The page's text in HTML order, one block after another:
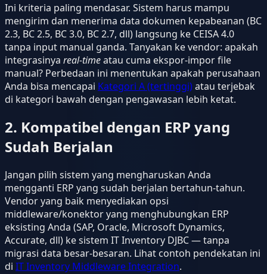
Ini kriteria paling mendasar. Sistem harus mampu
mengirim dan menerima data dokumen kepabeanan (BC
2.3, BC 2.5, BC 3.0, BC 2.7, dll) langsung ke CEISA 4.0
tanpa input manual ganda. Tanyakan ke vendor: apakah
integrasinya real-timeatau cuma ekspor-impor file
manual? Perbedaan ini menentukan apakah perusahaan
Anda bisa mencapai Kategori A (tertinggi)atau terjebak
di kategori bawah dengan pengawasan lebih ketat.
2. Kompatibel dengan ERP yang
Sudah Berjalan
Jangan pilih sistem yang mengharuskan Anda
mengganti ERP yang sudah berjalan bertahun-tahun.
Vendor yang baik menyediakan opsi
middleware/konektor yang menghubungkan ERP
eksisting Anda (SAP, Oracle, Microsoft Dynamics,
Accurate, dll) ke sistem IT Inventory DJBC — tanpa
migrasi data besar-besaran. Lihat contoh pendekatan ini
di IT Inventory Middleware Integration.